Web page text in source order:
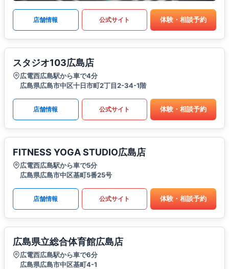
店舗情報 公式サイト 体験・相談予約
スタジオ103広島店
広電西広島駅から車で4分
広島県広島市中区十日市町2丁目2-34-1階
店舗情報 公式サイト 体験・相談予約
FITNESS YOGA STUDIO広島店
広電西広島駅から車で5分
広島県広島市中区基町5番25号
店舗情報 公式サイト 体験・相談予約
広島県立総合体育館広島店
広電西広島駅から車で6分
広島県広島市中区基町4-1